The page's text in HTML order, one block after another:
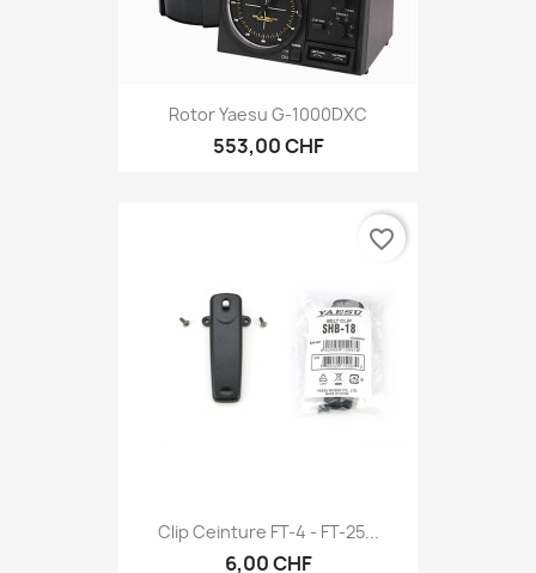
Rotor Yaesu G-1000DXC
553,00 CHF
Clip Ceinture FT-4 - FT-25...
6,00 CHF
favorite_border